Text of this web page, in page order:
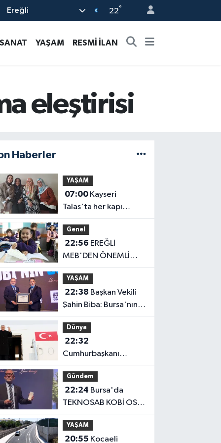
Ereğli 22°
YAŞAM RESMİ İLAN
eleştirisi
Haberler
YAŞAM
07:00
Talas'ta her kapı
çalınıyor
Genel
22:56
MEB'DEN ÖNEMLİ
AÇIKLAMA
YAŞAM
22:38
Şahin Biba: Bursa'nın
geleceğini bütüncül
anlayışla planlıyoruz
Dünya
22:32
Cumhurbaşkanı
Erdoğan, Suudi
Arabistan yolcusu
Gündem
22:24
TEKNOSAB KOBİ OSB
tanıtıldı... Bursa'nın
kalkınma
yolculuğunda yeni
YAŞAM
20:55